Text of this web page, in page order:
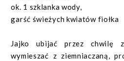
ok. 1 szklanka wody,
garść świeżych kwiatów fiołka
Jajko ubijać przez chwilę
wymieszać z ziemniaczaną,